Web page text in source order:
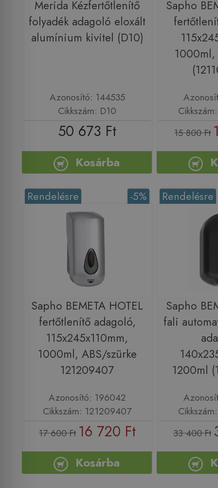
Merida Kézfertőtlenítő
folyadék adagoló eloxált
alumínium kivitel (D10)
Azonosító: 144535
Cikkszám: D10
50 673 Ft
Kosárba
Sapho
15 800 Ft
-5%
Rendelésre
Sapho BEMETA HOTEL
fertőtlenítő adagoló,
115x245x110mm,
1000ml, ABS/szürke
121209407
Azonosító: 196042
Cikkszám: 121209407
17 600 Ft 16 720 Ft
Kosárba
Rendelésre
Sapho
fali
1200ml
33 400 Ft